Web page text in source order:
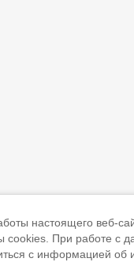
настоящего веб-
cookies. При работе с
с информацией об